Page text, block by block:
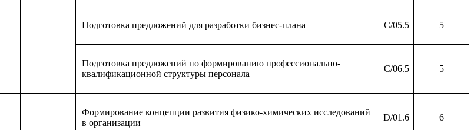
Подготовка предложений для разработки бизнес-плана C/05.5 5
Подготовка предложений по формированию профессионально-
квалификационной структуры персонала
C/06.5 5
Формирование концепции развития физико-химических исследований
в организации
D/01.6 6